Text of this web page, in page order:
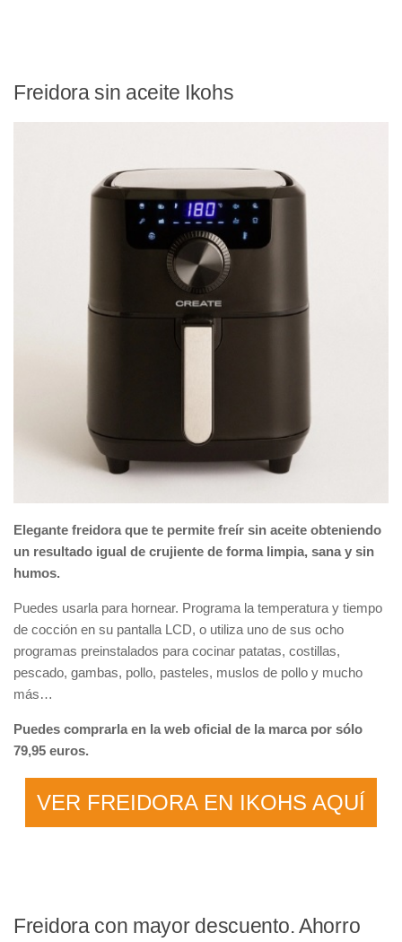
Freidora sin aceite Ikohs
Elegante freidora que te permite freír sin aceite obteniendo
un resultado igual de crujiente de forma limpia, sana y sin
humos.
Puedes usarla para hornear. Programa la temperatura y tiempo
de cocción en su pantalla LCD, o utiliza uno de sus ocho
programas preinstalados para cocinar patatas, costillas,
pescado, gambas, pollo, pasteles, muslos de pollo y mucho
más…
Puedes comprarla en la web oficial de la marca por sólo
79,95 euros.
VER FREIDORA EN IKOHS AQUÍ
Freidora con mayor descuento. Ahorro